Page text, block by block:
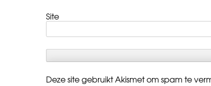
Site
Deze site gebruikt Akismet om spam te